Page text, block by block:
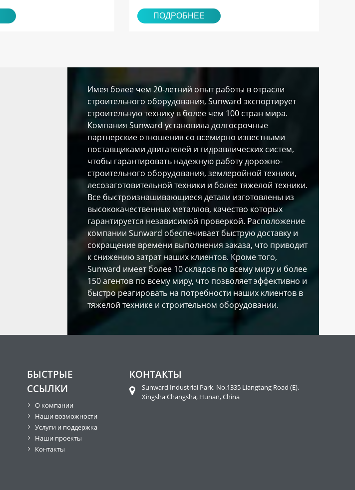
ПОДРОБНЕЕ
Имея более чем 20-летний опыт работы в отрасли
строительного оборудования, Sunward экспортирует
строительную технику в более чем 100 стран мира.
Компания Sunward установила долгосрочные
партнерские отношения со всемирно известными
поставщиками двигателей и гидравлических систем,
чтобы гарантировать надежную работу дорожно-
строительного оборудования, землеройной техники,
лесозаготовительной техники и более тяжелой техники.
Все быстроизнашивающиеся детали изготовлены из
высококачественных металлов, качество которых
гарантируется независимой проверкой. Расположение
компании Sunward обеспечивает быструю доставку и
сокращение времени выполнения заказа, что приводит
к снижению затрат наших клиентов. Кроме того,
Sunward имеет более 10 складов по всему миру и более
150 агентов по всему миру, что позволяет эффективно и
быстро реагировать на потребности наших клиентов в
тяжелой технике и строительном оборудовании.
БЫСТРЫЕ
ССЫЛКИ
О компании
Наши возможности
Услуги и поддержка
Наши проекты
Контакты
КОНТАКТЫ
Sunward Industrial Park, No.1335 Liangtang Road (E),
Xingsha Changsha, Hunan, China